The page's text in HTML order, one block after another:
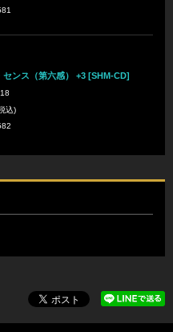
センス（第六感） +3 [SHM-CD]
込)